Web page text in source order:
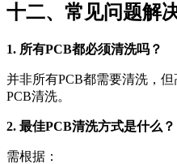
十二、常见问题解
1. 所有PCB都必须清洗吗？
并非所有PCB都需要清洗，
PCB清洗。
2. 最佳PCB清洗方式是什么？
需根据：